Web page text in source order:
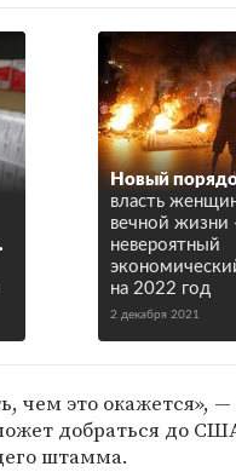
Новый
власть
вечной
невероятный
на 2022 год
2 декабря 2021
чем это окажется»,
добраться до
штамма.